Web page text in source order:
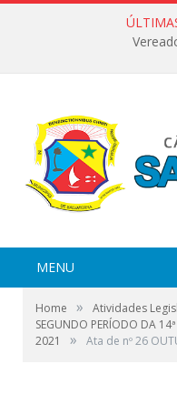
MENU
Home » Atividades
SEGUNDO PERÍODO DA
2021
» Ata de nº 26